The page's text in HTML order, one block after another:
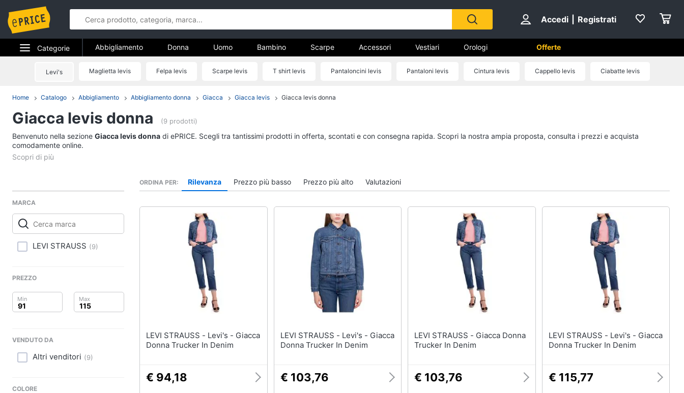
Accedi Registrati
Categorie
Elettrodomestici
Telefonia
Tv e Home Cinema
Smart home
Clima
Arredo
Salute e igiene
Giocattoli
Abbigliamento
Donna
Vedi tutti
Uomo
Vedi tutti Vedi tutti
Sigaretta elettronica
Occhiali da vista
Occhiali da sole
Abbigliamento Donna Uomo Bambino Scarpe Accessori Vestiari Orologi Offerte
Levi's Maglietta levis Felpa levis Scarpe levis T shirt levis Pantaloncini levis Pantaloni levis Cintura levis Cappello levis Ciabatte levis
Home Catalogo Abbigliamento Abbigliamento donna Giacca Giacca levis Giacca levis donna
Giacca levis donna (9 prodotti)
Benvenuto nella sezione Giacca levis donna di ePRICE. Scegli tra tantissimi prodotti in offerta, scontati e con consegna rapida. Scopri la nostra ampia proposta, consulta i prezzi e acquista
comodamente online.
MARCA
LEVI STRAUSS (9)
PREZZO
VENDUTO DA
Altri venditori (9)
COLORE
ORDINA PER Rilevanza Prezzo più basso Prezzo più alto Valutazioni
LEVI STRAUSS - Levi's - Giacca
Donna Trucker In Denim
€ 94,18
LEVI STRAUSS - Levi's - Giacca
Donna Trucker In Denim
€ 103,76
LEVI STRAUSS - Giacca Donna
Trucker In Denim
€ 103,76
LEVI STRAUSS - Levi's - Giacca
Donna Trucker In Denim
€ 115,77